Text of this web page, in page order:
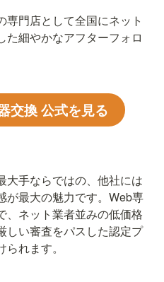
門店として全国にネット
た細やかなアフターフォロ
交換 公式を見る
大手ならではの、他社には
が最大の魅力です。Web専
、ネット業者並みの低価格
しい審査をパスした認定プ
れます。